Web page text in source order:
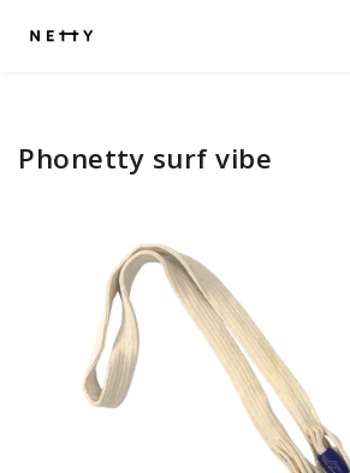
Phonetty surf vibe